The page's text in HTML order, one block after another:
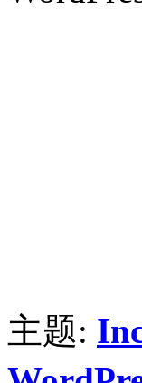
主题: